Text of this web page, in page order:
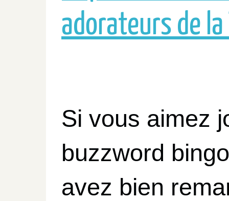
adorateurs de
Si vous aimez
buzzword
avez bien